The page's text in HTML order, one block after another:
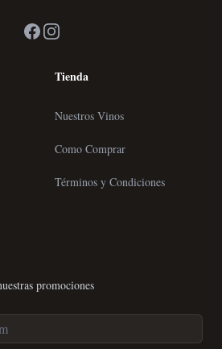
FacebookInstagram
Tienda
Nuestros Vinos
Como Comprar
Términos y Condiciones
promociones